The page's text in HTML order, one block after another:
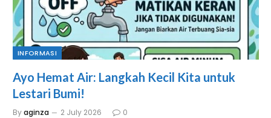
INFORMASI
Ayo Hemat Air: Langkah Kecil Kita untuk
Lestari Bumi!
Byaginza 2 July 2026 0